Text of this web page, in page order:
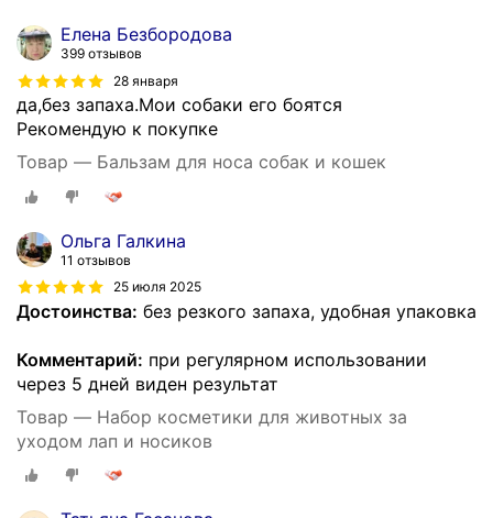
Елена Безбородова
399 отзывов
28 января
да,без запаха.Мои собаки его боятся
Рекомендую к покупке
Товар — Бальзам для носа собак и кошек
Ольга Галкина
11 отзывов
25 июля 2025
Достоинства: без резкого запаха, удобная упаковка
Комментарий: при регулярном использовании
через 5 дней виден результат
Товар — Набор косметики для животных за
уходом лап и носиков